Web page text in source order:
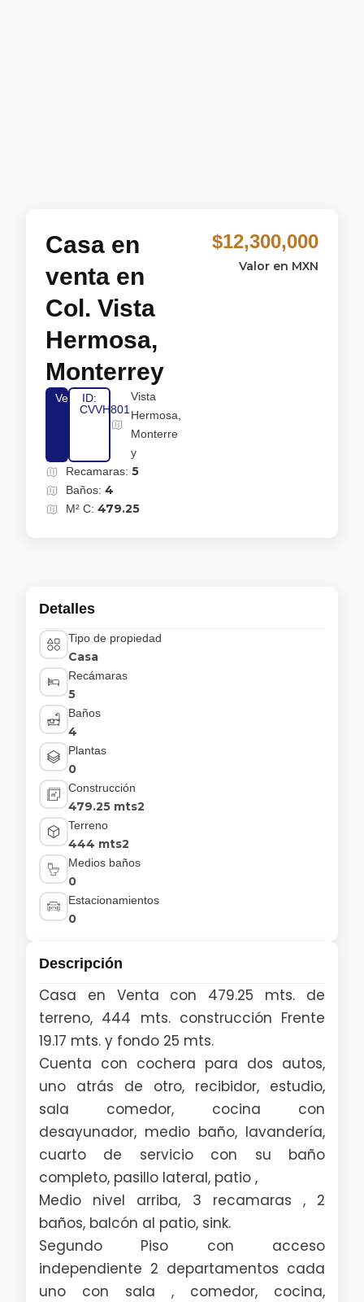
Casa en
venta en
Col. Vista
Hermosa,
Monterrey
VentaID:
CVVH801
Vista
Hermosa,
Monterre
y
Recamaras: 5
Baños: 4
M² C: 479.25
$12,300,000
Valor en MXN
Detalles
Tipo de propiedad
Casa
Recámaras
5
Baños
4
Plantas
0
Construcción
479.25 mts2
Terreno
444 mts2
Medios baños
0
Estacionamientos
0
Descripción
Casa en Venta con 479.25 mts. de
terreno, 444 mts. construcción Frente
19.17 mts. y fondo 25 mts.
Cuenta con cochera para dos autos,
uno atrás de otro, recibidor, estudio,
sala comedor, cocina con
desayunador, medio baño, lavandería,
cuarto de servicio con su baño
completo, pasillo lateral, patio ,
Medio nivel arriba, 3 recamaras , 2
baños, balcón al patio, sink.
Segundo Piso con acceso
independiente 2 departamentos cada
uno con sala , comedor, cocina,